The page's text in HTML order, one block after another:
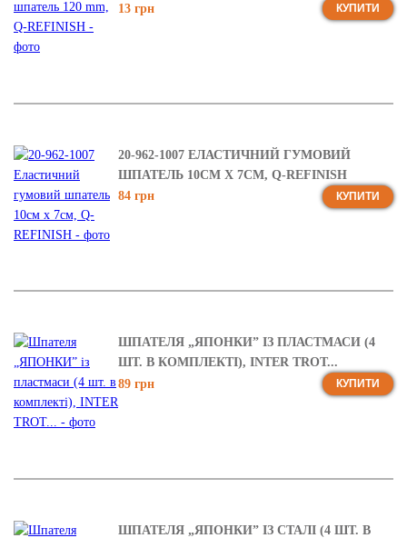
13 грн
КУПИТИ
20-962-1007 ЕЛАСТИЧНИЙ ГУМОВИЙ
ШПАТЕЛЬ 10СМ Х 7СМ, Q-REFINISH
84 грн
КУПИТИ
ШПАТЕЛЯ „ЯПОНКИ” ІЗ ПЛАСТМАСИ (4
ШТ. В КОМПЛЕКТІ), INTER TROT...
89 грн
КУПИТИ
ШПАТЕЛЯ „ЯПОНКИ” ІЗ СТАЛІ (4 ШТ. В